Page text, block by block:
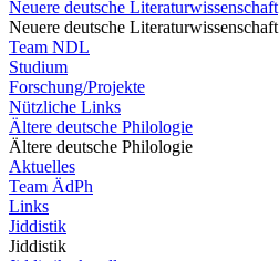
Neuere deutsche Literaturwissenschaft
Neuere deutsche Literaturwissenschaft
Team NDL
Studium
Forschung/Projekte
Nützliche Links
Ältere deutsche Philologie
Ältere deutsche Philologie
Aktuelles
Team ÄdPh
Links
Jiddistik
Jiddistik